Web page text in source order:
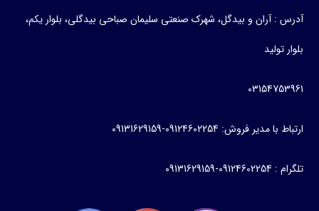
آدرس : آران و بیدگل، شهرک صنعتی سلیمان صباحی بیدگلی، بلوار یکم،
بلوار تولید
03154753961
ارتباط با مدیر فروش: 09124602254-09131629159
تلگرام : 09124602254-09131629159